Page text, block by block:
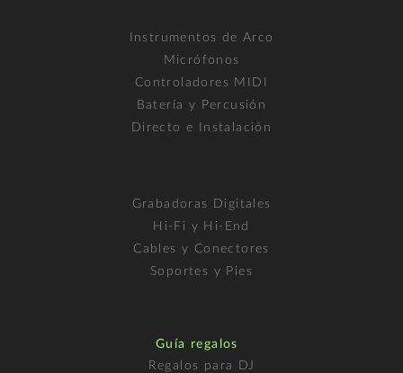
Instrumentos de Arco
Micrófonos
Controladores MIDI
Batería y Percusión
Directo e Instalación
Grabadoras Digitales
Hi-Fi y Hi-End
Cables y Conectores
Soportes y Pies
Guía regalos
Regalos para DJ